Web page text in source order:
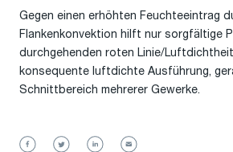
Gegen einen erhöhten Feuchteeintrag
Flankenkonvektion hilft nur sorgfältige
durchgehenden roten Linie/
konsequente luftdichte Ausführung,
Schnittbereich mehrerer Gewerke.